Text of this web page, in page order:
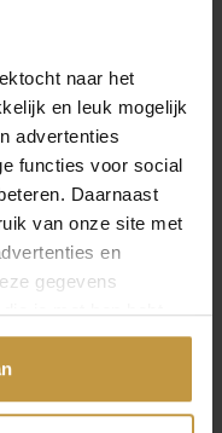
naar het
en leuk mogelijk
advertenties
functies voor social
Daarnaast
van onze site met
en
gegevens
je met hen hebt
via jouw gebruik van
JEWELS